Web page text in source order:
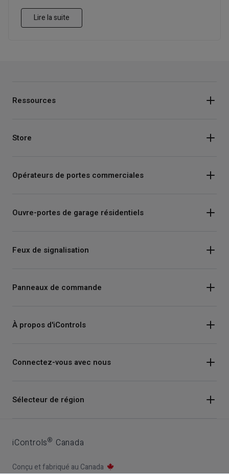
Lire la suite
Ressources
Store
Opérateurs de portes commerciales
Ouvre-portes de garage résidentiels
Feux de signalisation
Panneaux de commande
À propos d'iControls
Connectez-vous avec nous
LinkedIn
Sélecteur de région
iControls® Canada
Conçu et fabriqué au Canada